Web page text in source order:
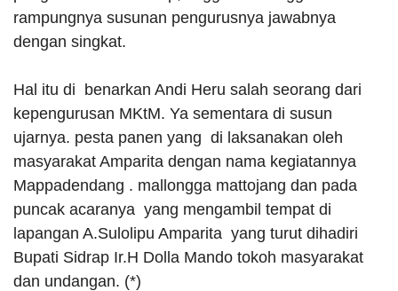
rampungnya susunan pengurusnya jawabnya
dengan singkat.
Hal itu di benarkan Andi Heru salah seorang dari
kepengurusan MKtM. Ya sementara di susun
ujarnya. pesta panen yang di laksanakan oleh
masyarakat Amparita dengan nama kegiatannya
Mappadendang . mallongga mattojang dan pada
puncak acaranya yang mengambil tempat di
lapangan A.Sulolipu Amparita yang turut dihadiri
Bupati Sidrap Ir.H Dolla Mando tokoh masyarakat
dan undangan. (*)